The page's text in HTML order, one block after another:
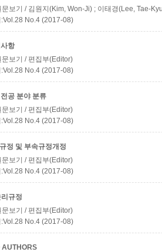
문보기 / 김원지(Kim, Won-Ji) ; 이태경(Lee, Tae-
No.4 (2017-08)
항
문보기 / 편집부(Editor)
No.4 (2017-08)
공 분야 분류
문보기 / 편집부(Editor)
No.4 (2017-08)
정 및 부속규정개정
문보기 / 편집부(Editor)
No.4 (2017-08)
규정
문보기 / 편집부(Editor)
No.4 (2017-08)
AUTHORS